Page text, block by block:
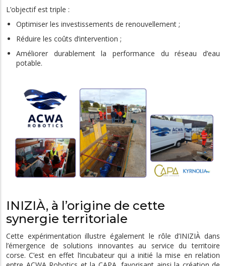
L’objectif est triple :
Optimiser les investissements de renouvellement ;
Réduire les coûts d’intervention ;
Améliorer durablement la performance du réseau d’eau
potable.
INIZIÀ, à l’origine de cette
synergie territoriale
Cette expérimentation illustre également le rôle d’INIZIÀ dans
l’émergence de solutions innovantes au service du territoire
corse. C’est en effet l’incubateur qui a initié la mise en relation